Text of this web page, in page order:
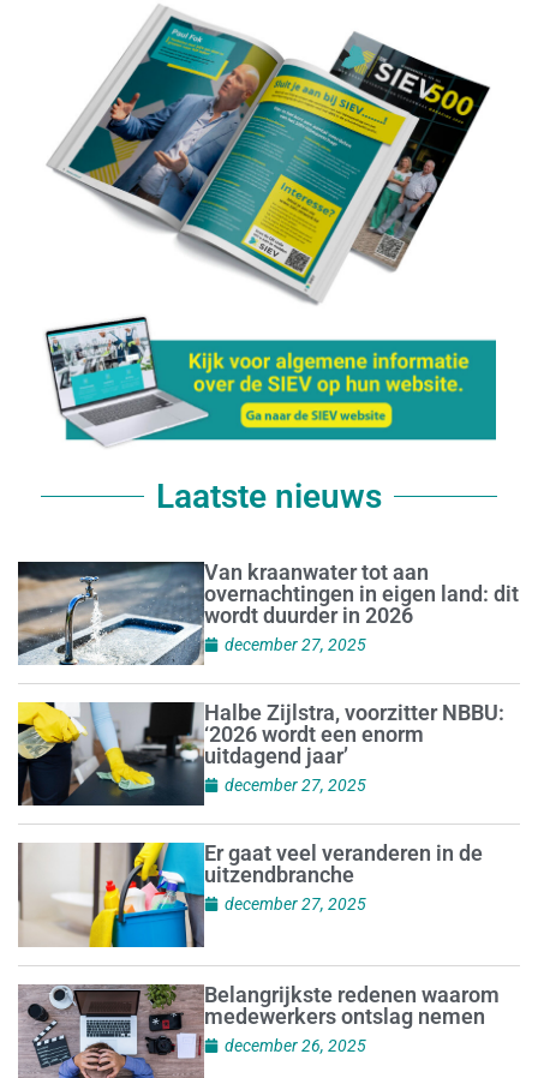
Laatste nieuws
Van kraanwater tot aan
overnachtingen in eigen land: dit
wordt duurder in 2026
december 27, 2025
Halbe Zijlstra, voorzitter NBBU:
‘2026 wordt een enorm
uitdagend jaar’
december 27, 2025
Er gaat veel veranderen in de
uitzendbranche
december 27, 2025
Belangrijkste redenen waarom
medewerkers ontslag nemen
december 26, 2025